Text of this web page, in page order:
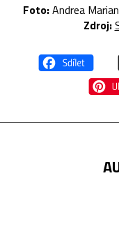
Foto:Andrea
Zdroj: